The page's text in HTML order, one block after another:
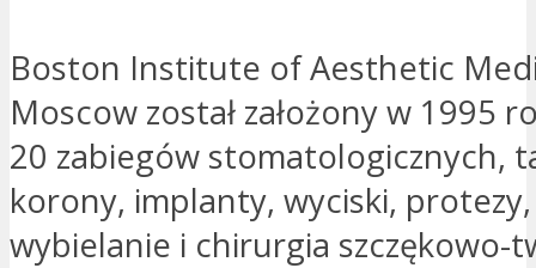
Boston Institute of Aesthetic
Moscow został założony w 1995
20 zabiegów stomatologicznych,
korony, implanty, wyciski, protezy,
wybielanie i chirurgia szczękowo-